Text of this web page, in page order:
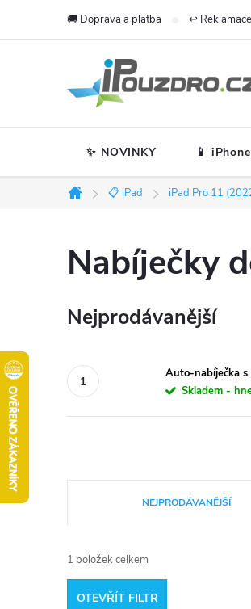
🚚 Doprava a platba ↩️
✨ NOVINKY 📱 iPhone
Domů
📋 iPad iPad Pro 11
Nabíječky
Nejprodávanější
Auto-nabíječka
Skladem -
a
z
NEJPRODÁVANĚJŠÍ
1 položek celkem
OTEVŘÍT FILTR